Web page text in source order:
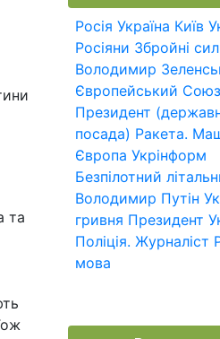
та
Росія Україна Київ
Росіяни Збройні
Володимир
Європейський Союз
Президент
посада) Ракета.
Європа Укрінформ
Безпілотний
Володимир Путін
гривня Президент
Поліція. Журналіст
мова